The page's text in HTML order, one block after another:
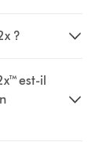
?
est-il